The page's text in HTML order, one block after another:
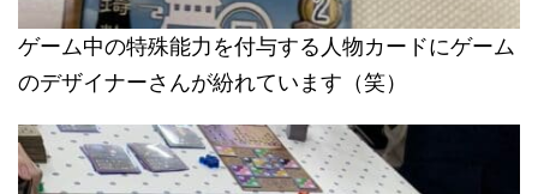
ゲーム中の特殊能力を付与する人物カードにゲーム
のデザイナーさんが紛れています（笑）